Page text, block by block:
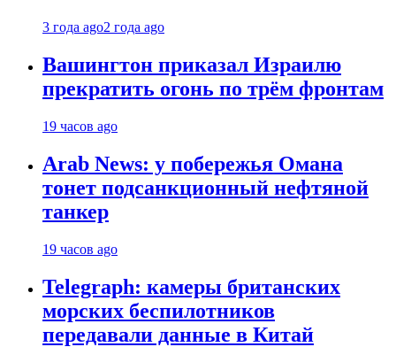
3 года ago2 года ago
Вашингтон приказал Израилю
прекратить огонь по трём фронтам
19 часов ago
Arab News: у побережья Омана
тонет подсанкционный нефтяной
танкер
19 часов ago
Telegraph: камеры британских
морских беспилотников
передавали данные в Китай